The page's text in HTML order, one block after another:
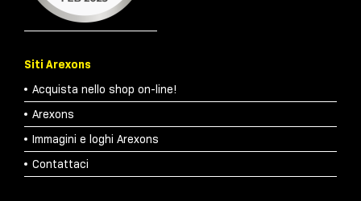
Siti Arexons
Acquista nello shop on-line!
Arexons
Immagini e loghi Arexons
Contattaci